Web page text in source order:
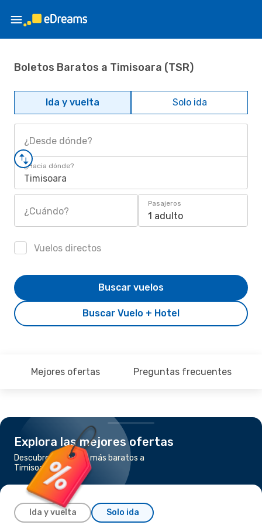
Boletos Baratos a Timisoara (TSR)
Ida y vuelta Solo ida
¿Desde dónde?
¿Hacia dónde?
Timisoara
¿Cuándo?
Pasajeros
1 adulto
Vuelos directos
Buscar Vuelo + Hotel
Buscar vuelos
Mejores ofertas Preguntas frecuentes
Explora las mejores ofertas
Descubre los vuelos más baratos a
Timisoara
Ida y vuelta Solo ida